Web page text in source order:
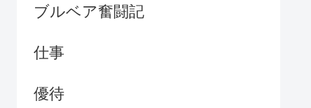
ブルベア奮闘記
仕事
優待